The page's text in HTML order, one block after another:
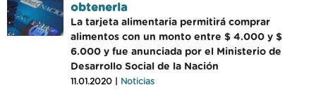
obtenerla
La tarjeta alimentaria permitirá comprar
alimentos con un monto entre $ 4.000 y $
6.000 y fue anunciada por el Ministerio de
Desarrollo Social de la Nación
11.01.2020 | Noticias